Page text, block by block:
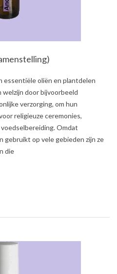
essentiële oliën en plantdelen
door bijvoorbeeld
verzorging, om hun
religieuze ceremonies,
Omdat
gebruikt op vele gebieden zijn ze
die